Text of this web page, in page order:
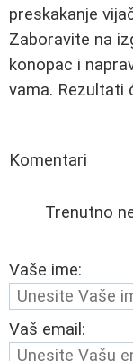
preskakanje
Zaboravite na
konopac i
vama. Rezultati
Komentari
Trenutno
Vaše ime:
Vaš email: